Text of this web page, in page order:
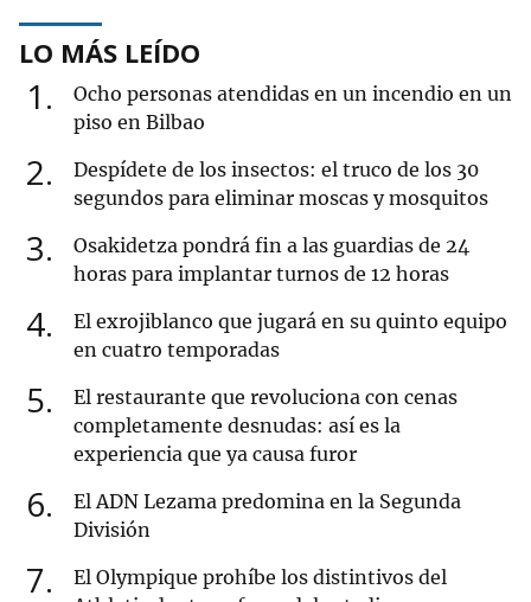
LO MÁS LEÍDO
1
Ocho personas atendidas en un incendio en un
piso en Bilbao
2
Despídete de los insectos: el truco de los 30
segundos para eliminar moscas y mosquitos
3
Osakidetza pondrá fin a las guardias de 24
horas para implantar turnos de 12 horas
4
El exrojiblanco que jugará en su quinto equipo
en cuatro temporadas
5
El restaurante que revoluciona con cenas
completamente desnudas: así es la
experiencia que ya causa furor
6
El ADN Lezama predomina en la Segunda
División
7
El Olympique prohíbe los distintivos del